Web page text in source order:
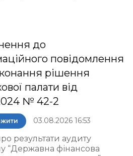
до
повідомлення
рішення
палати від
№ 42-2
03.08.2026 16:53
результати аудиту
“Державна фінансова